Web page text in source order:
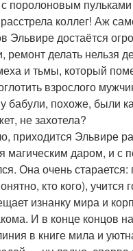
с поролоновым
коллег! Аж
Эльвире достаётся
ремонт делать нельзя
и тьмы, который
взрослого
у бабули, похоже, были
не захотела?
приходится Эльвире
даром, и с
Она очень
кто кого),
изнанку мира и
И в конце концов
в книге мила и